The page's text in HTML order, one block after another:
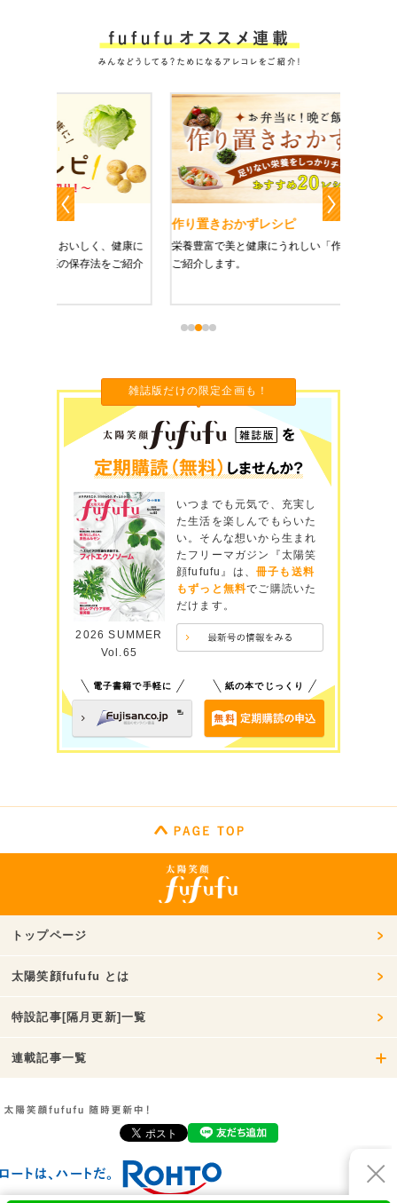
作り置きおかずレシピ
栄養豊富で美と健康にうれしい「作り置きおかず」を
ご紹介します。
雑誌版だけの限定企画も！
2026 SUMMER
Vol.65
いつまでも元気で、充実し
た生活を楽しんでもらいた
い。そんな想いから生まれ
たフリーマガジン『太陽笑
顔fufufu』は、 冊子も送料
もずっと無料でご購読いた
だけます。
電子書籍で手軽に 紙の本でじっくり
トップページ
太陽笑顔fufufu とは
特設記事[隔月更新]一覧
連載記事一覧